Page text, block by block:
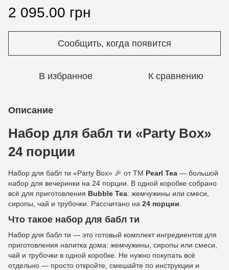
2 095.00 грн
Сообщить, когда появится
В избранное К сравнению
Описание
Набор для бабл ти «Party Box»
24 порции
Набор для бабл ти «Party Box» 🎉 от ТМ Pearl Tea — большой
набор для вечеринки на 24 порции. В одной коробке собрано
всё для приготовления Bubble Tea: жемчужины или смеси,
сиропы, чай и трубочки. Рассчитано на 24 порции
Что такое набор для бабл ти
Набор для бабл ти — это готовый комплект ингредиентов для
приготовления напитка дома: жемчужины, сиропы или смеси,
чай и трубочки в одной коробке. Не нужно покупать всё
отдельно — просто откройте, смешайте по инструкции и